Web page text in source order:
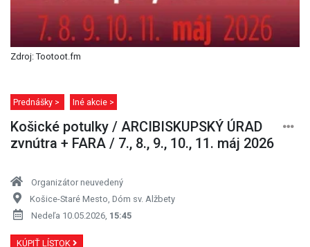
Zdroj: Tootoot.fm
Prednášky > Iné akcie >
Košické potulky / ARCIBISKUPSKÝ ÚRAD
zvnútra + FARA / 7., 8., 9., 10., 11. máj 2026
Organizátor neuvedený
Košice-Staré Mesto, Dóm sv. Alžbety
Nedeľa 10.05.2026, 15:45
KÚPIŤ LÍSTOK